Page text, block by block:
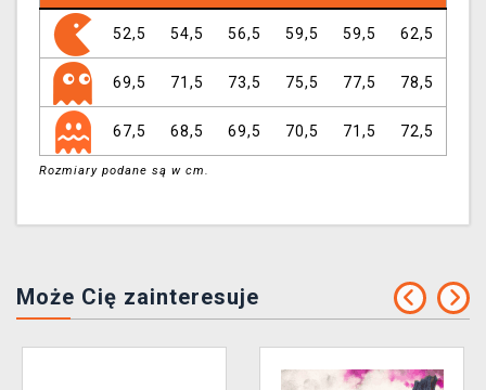
52,5 54,5 56,5 59,5 59,5 62,5
69,5 71,5 73,5 75,5 77,5 78,5
67,5 68,5 69,5 70,5 71,5 72,5
Rozmiary podane są w cm.
Może Cię zainteresuje